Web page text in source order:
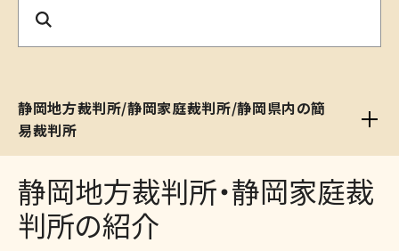
内
索
静岡地方裁判所/静岡家庭裁判所/静岡県内の簡
易裁判所
静岡地方裁判所・静岡家庭裁
判所の紹介